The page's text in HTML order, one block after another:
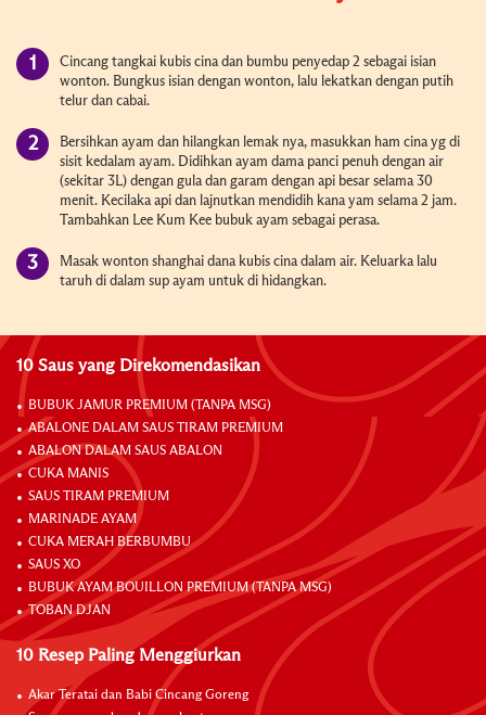
Cincang tangkai kubis cina dan bumbu penyedap 2 sebagai isian
wonton. Bungkus isian dengan wonton, lalu lekatkan dengan putih
telur dan cabai.
Bersihkan ayam dan hilangkan lemak nya, masukkan ham cina yg di
sisit kedalam ayam. Didihkan ayam dama panci penuh dengan air
(sekitar 3L) dengan gula dan garam dengan api besar selama 30
menit. Kecilaka api dan lajnutkan mendidih kana yam selama 2 jam.
Tambahkan Lee Kum Kee bubuk ayam sebagai perasa.
Masak wonton shanghai dana kubis cina dalam air. Keluarka lalu
taruh di dalam sup ayam untuk di hidangkan.
10 Saus yang Direkomendasikan
BUBUK JAMUR PREMIUM (TANPA MSG)
ABALONE DALAM SAUS TIRAM PREMIUM
ABALON DALAM SAUS ABALON
CUKA MANIS
SAUS TIRAM PREMIUM
MARINADE AYAM
CUKA MERAH BERBUMBU
SAUS XO
BUBUK AYAM BOUILLON PREMIUM (TANPA MSG)
TOBAN DJAN
10 Resep Paling Menggiurkan
Akar Teratai dan Babi Cincang Goreng